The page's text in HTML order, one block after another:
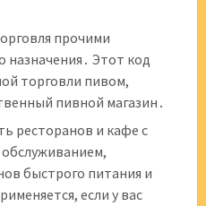
прочими
назначения․ Этот код
торговли пивом,
пивной магазин․
ресторанов и кафе с
быстрого питания и
если у вас